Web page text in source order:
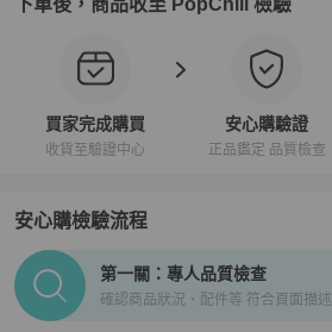
下單後，商品收至 PopChill 檢驗
買家完成購買
收貨至驗證中心
安心購驗證
正品鑑定 品質檢查
安心購檢驗流程
PopChill拍拍圈正品驗證、安心購檢驗
第一關：專人品質檢查
確認商品狀況、配件等 符合頁面描述